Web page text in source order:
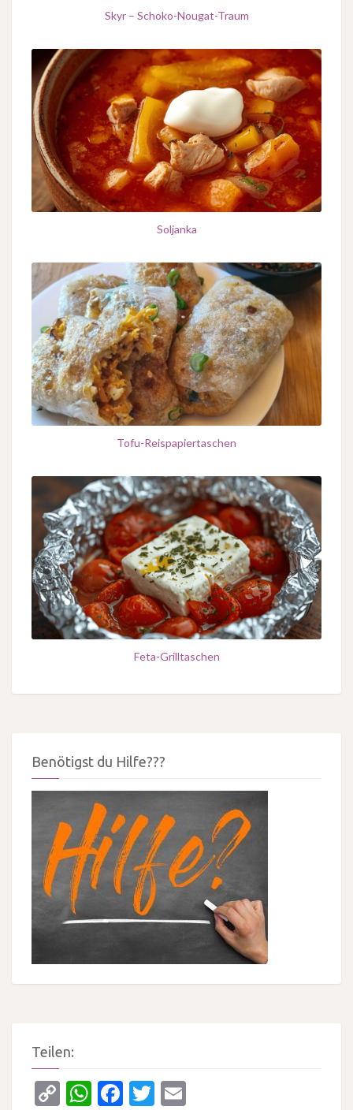
Skyr – Schoko-Nougat-Traum
Soljanka
Tofu-Reispapiertaschen
Feta-Grilltaschen
Benötigst du Hilfe???
Teilen:
CopyWhatsApp
Facebook
Twitter